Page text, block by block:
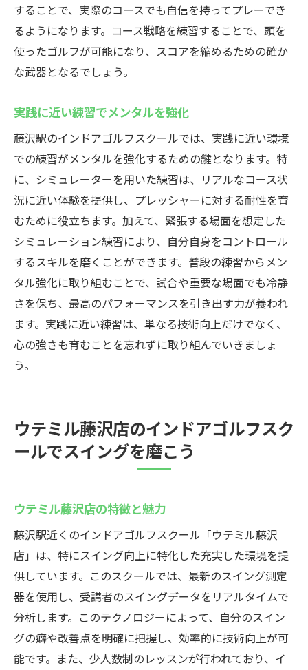
することで、実際のコースでも自信を持ってプレーでき
るようになります。コース戦略を練習することで、頭を
使ったゴルフが可能になり、スコアを縮めるための確か
な武器となるでしょう。
実践に近い練習でメンタルを強化
藤沢駅のインドアゴルフスクールでは、実践に近い環境
での練習がメンタルを強化するための鍵となります。特
に、シミュレーターを用いた練習は、リアルなコース状
況に近い体験を提供し、プレッシャーに対する耐性を育
むために役立ちます。加えて、緊張する場面を想定した
シミュレーション練習により、自分自身をコントロール
するスキルを磨くことができます。普段の練習からメン
タル強化に取り組むことで、試合や重要な場面でも冷静
さを保ち、最高のパフォーマンスを引き出す力が養われ
ます。実践に近い練習は、単なる技術向上だけでなく、
心の強さも育むことを忘れずに取り組んでいきましょ
う。
ウテミル藤沢店のインドアゴルフスク
ールでスイングを磨こう
ウテミル藤沢店の特徴と魅力
藤沢駅近くのインドアゴルフスクール「ウテミル藤沢
店」は、特にスイング向上に特化した充実した環境を提
供しています。このスクールでは、最新のスイング測定
器を使用し、受講者のスイングデータをリアルタイムで
分析します。このテクノロジーによって、自分のスイン
グの癖や改善点を明確に把握し、効率的に技術向上が可
能です。また、少人数制のレッスンが行われており、イ